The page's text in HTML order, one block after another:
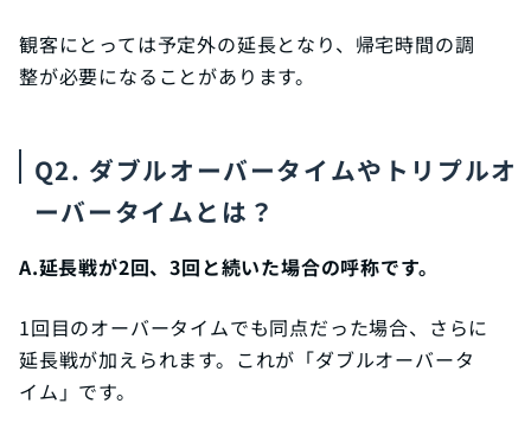
観客にとっては予定外の延長となり、帰宅時間の調
整が必要になることがあります。
Q2. ダブルオーバータイムやトリプルオ
ーバータイムとは？
A.延長戦が2回、3回と続いた場合の呼称です。
1回目のオーバータイムでも同点だった場合、さらに
延長戦が加えられます。これが「ダブルオーバータ
イム」です。